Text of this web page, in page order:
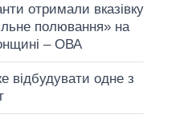
отримали вказівку
полювання» на
– ОВА
відбудувати одне з